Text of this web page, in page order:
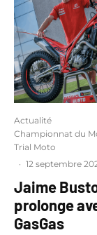
Actualité
Championnat du
Trial Moto
· 12 septembre
Jaime
prolonge
GasGas